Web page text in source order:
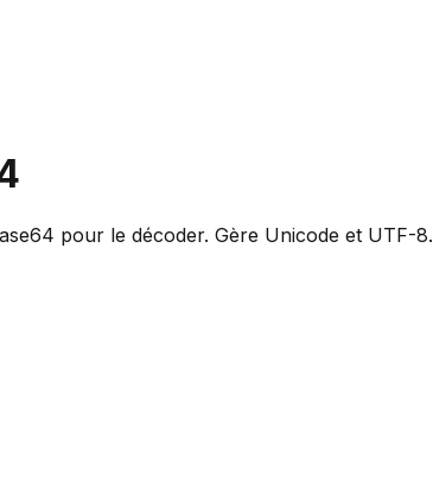
pour le décoder. Gère Unicode et UTF-8.